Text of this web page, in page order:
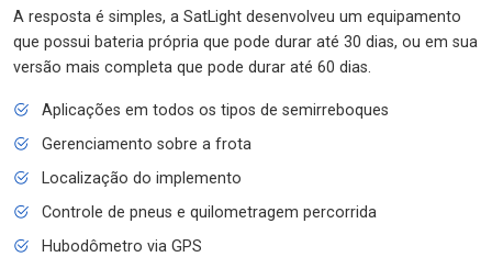
A resposta é simples, a SatLight desenvolveu um equipamento
que possui bateria própria que pode durar até 30 dias, ou em sua
versão mais completa que pode durar até 60 dias.
Aplicações em todos os tipos de semirreboques
Gerenciamento sobre a frota
Localização do implemento
Controle de pneus e quilometragem percorrida
Hubodômetro via GPS